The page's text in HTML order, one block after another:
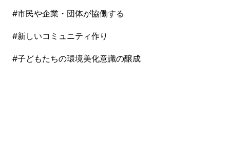
#市民や企業・団体が協働する
#新しいコミュニティ作り
#子どもたちの環境美化意識の醸成